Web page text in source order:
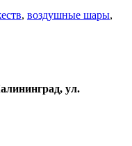
, воздушные шары,
ул.